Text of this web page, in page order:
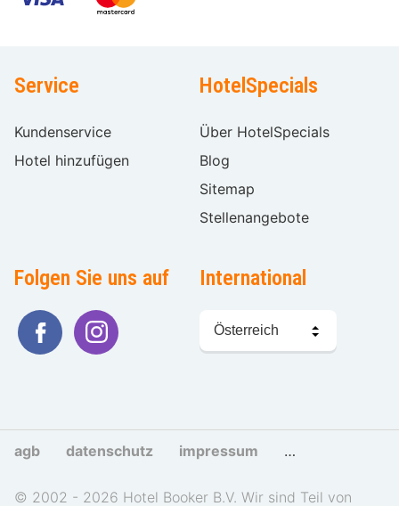
Service
Kundenservice
Hotel hinzufügen
HotelSpecials
Über HotelSpecials
Blog
Sitemap
Stellenangebote
Folgen Sie uns auf International
Sprache
wählen
agb datenschutz impressum cookies und
© 2002 - 2026 Hotel Booker B.V. Wir sind Teil von